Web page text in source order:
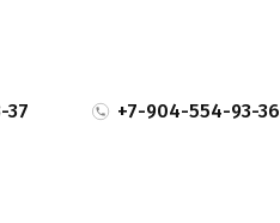
37 +7-904-554-93-36